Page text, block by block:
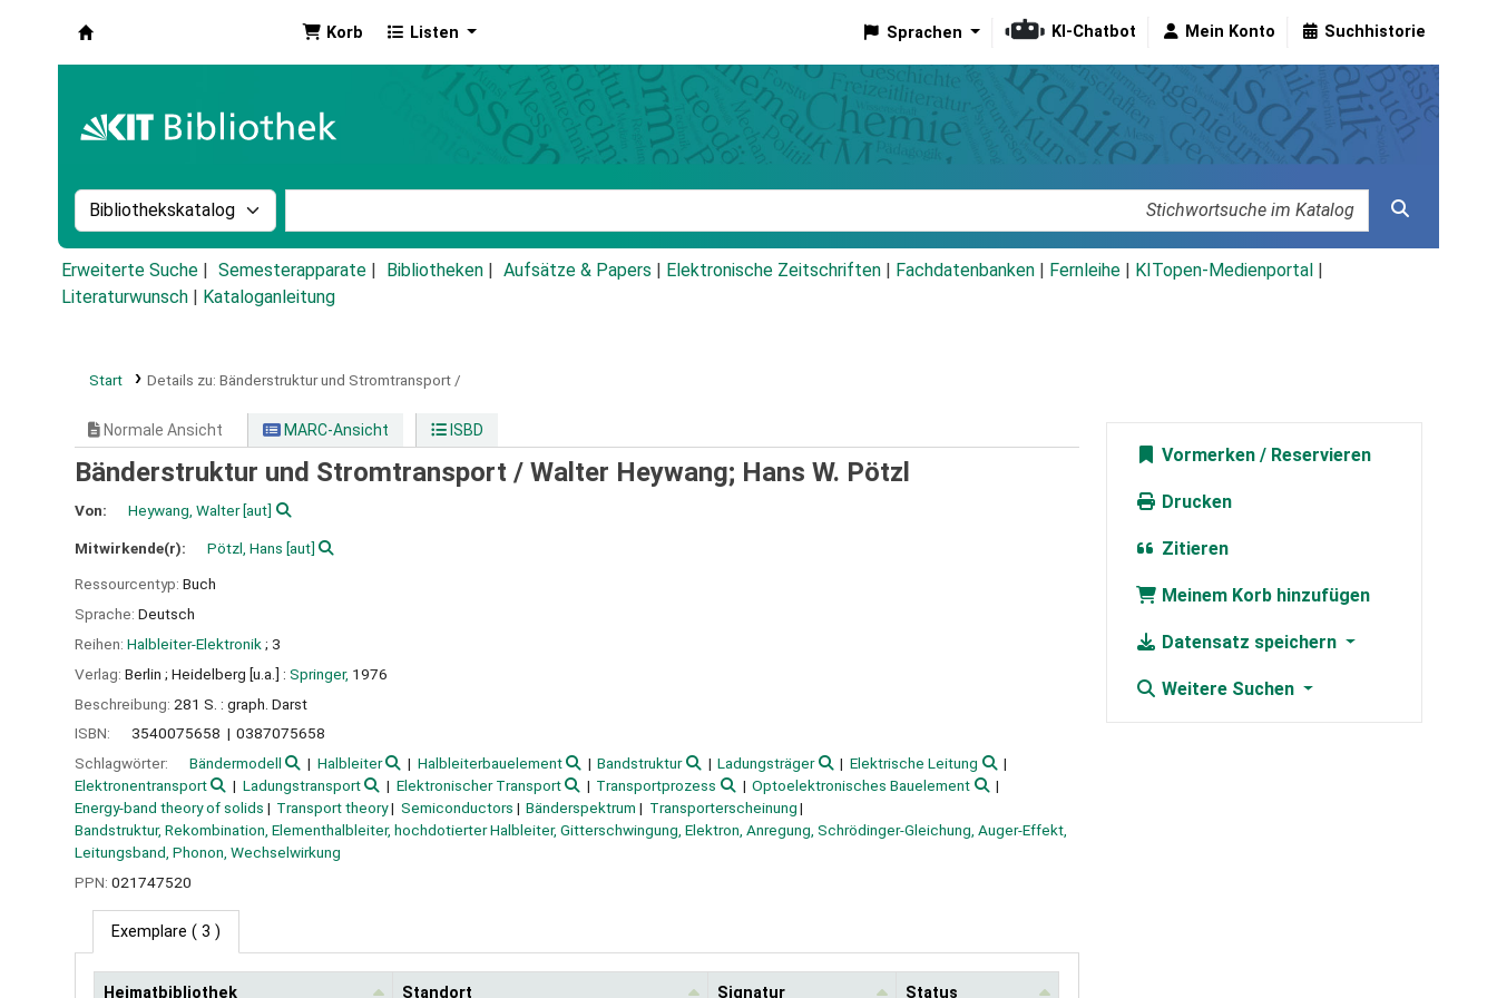
Korb Listen Sprachen KI-Chatbot Mein Konto Suchhistorie
Suche im Katalog nach:
Erweiterte Suche Semesterapparate Bibliotheken Aufsätze & Papers Elektronische Zeitschriften Fachdatenbanken Fernleihe KITopen-Medienportal
Literaturwunsch
Kataloganleitung
Start Details zu: Bänderstruktur und Stromtransport /
Normale Ansicht MARC-Ansicht ISBD
Bänderstruktur und Stromtransport / Walter Heywang; Hans W. Pötzl
Von: Heywang, Walter[aut]
Mitwirkende(r): Pötzl, Hans [aut]
Ressourcentyp: Buch
Sprache: Deutsch
Reihen: Halbleiter-Elektronik ; 3
Verlag: Berlin ; Heidelberg [u.a.] : Springer, 1976
Beschreibung: 281 S. : graph. Darst
ISBN:
3540075658
0387075658
Schlagwörter:
Bändermodell Halbleiter Halbleiterbauelement Bandstruktur Ladungsträger
Elektrische Leitung
Elektronentransport
Ladungstransport Elektronischer Transport Transportprozess
Optoelektronisches Bauelement
Energy-band theory of solids
Transport theory Semiconductors Bänderspektrum
Transporterscheinung
Bandstruktur, Rekombination, Elementhalbleiter, hochdotierter Halbleiter, Gitterschwingung, Elektron, Anregung, Schrödinger-Gleichung, Auger-Effekt,
Leitungsband, Phonon, Wechselwirkung
PPN: 021747520
Exemplare ( 3 )
Heimatbibliothek Standort Signatur Status
Vormerken
Drucken
Zitieren
Meinem Korb hinzufügen
Datensatz speichern
Weitere Suchen